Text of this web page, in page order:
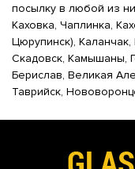
посылку в любой из
Каховка, Чаплинка,
Цюрупинск),
Скадовск, Камышаны,
Берислав, Великая
Таврийск,